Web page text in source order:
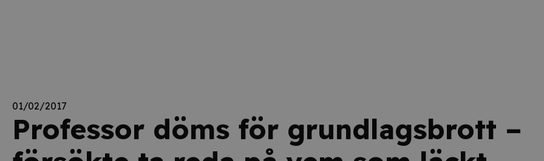
01/02/2017
Professor döms för grundlagsbrott –